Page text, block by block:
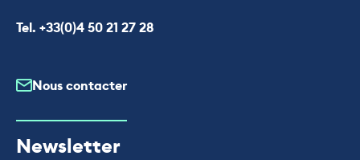
Appeler le
Tel. +33(0)4 50 21 27 28
Nous contacter
Newsletter